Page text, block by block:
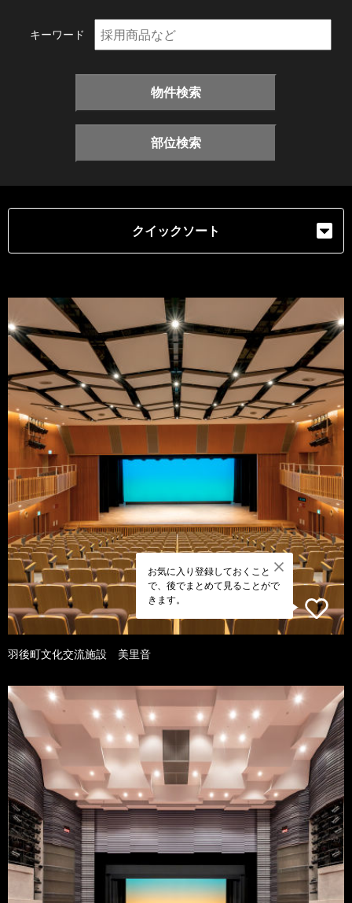
キーワード
物件検索
部位検索
クイックソート
お気に入り登録しておくこと
で、後でまとめて見ることがで
きます。
羽後町文化交流施設 美里音